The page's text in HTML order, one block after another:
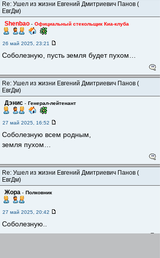
Re: Ушел из жизни Евгений Дмитриевич Панов (
ЕвгДм)
Shenbao - Официальный стекольщик Киа-клуба
26 май 2025, 23:21
Соболезную, пусть земля будет пухом…
Re: Ушел из жизни Евгений Дмитриевич Панов (
ЕвгДм)
Дэнис - Генерал-лейтенант
27 май 2025, 16:52
Соболезную всем родным,
земля пухом…
Re: Ушел из жизни Евгений Дмитриевич Панов (
ЕвгДм)
Жора - Полковник
27 май 2025, 20:42
Соболезную..